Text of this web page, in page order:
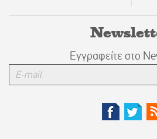
Εγγραφείτε στο